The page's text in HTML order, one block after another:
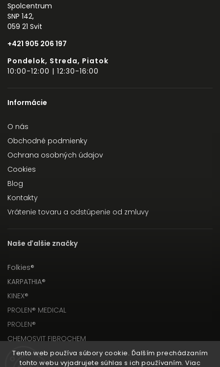
Tento web používa súbory cookie. Ďalším prechádzaním
tohto webu vyjadrujete súhlas s ich používaním. Viac
Spolcentrum
SNP 142,
059 21 Svit
+421 905 206 197
Pondelok, Streda, Piatok
10:00-12:00 | 12:30-16:00
Informácie
O nás
Obchodné podmienky
Ochrana osobných údajov
Cookies
Blog
Kontakty
Vrátenie tovaru a odstúpenie od zmluvy
Naše ďalšie značky
Folkies®
KARPATHIA®
KINEX®
PROLEN® MEDICAL
PROLEN®
CHEMOSVIT FIBROCHEM